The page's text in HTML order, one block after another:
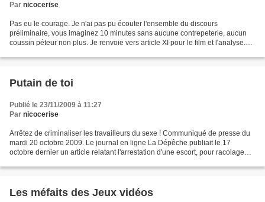
Par nicocerise
Pas eu le courage. Je n'ai pas pu écouter l'ensemble du discours
préliminaire, vous imaginez 10 minutes sans aucune contrepeterie, aucun
coussin péteur non plus. Je renvoie vers article XI pour le film et l'analyse.
Putain de toi
Publié le 23/11/2009 à 11:27
Par nicocerise
Arrêtez de criminaliser les travailleurs du sexe ! Communiqué de presse du
mardi 20 octobre 2009. Le journal en ligne La Dépêche publiait le 17
octobre dernier un article relatant l'arrestation d'une escort, pour racolage
Les méfaits des Jeux vidéos